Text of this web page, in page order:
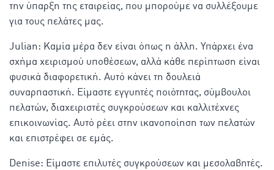
την ύπαρξη της εταιρείας, που μπορούμε να συλλέξουμε
για τους πελάτες μας.
Julian: Καμία μέρα δεν είναι όπως η άλλη. Υπάρχει ένα
σχήμα χειρισμού υποθέσεων, αλλά κάθε περίπτωση είναι
φυσικά διαφορετική. Αυτό κάνει τη δουλειά
συναρπαστική. Είμαστε εγγυητές ποιότητας, σύμβουλοι
πελατών, διαχειριστές συγκρούσεων και καλλιτέχνες
επικοινωνίας. Αυτό ρέει στην ικανοποίηση των πελατών
και επιστρέφει σε εμάς.
Denise: Είμαστε επιλυτές συγκρούσεων και μεσολαβητές.